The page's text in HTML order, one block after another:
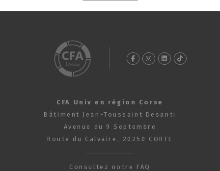
CFA Univ en région Corse
Bâtiment Jean-Toussaint Desanti
Avenue du 9 Septembre
Route du Calvaire, 20250 CORTE
Consultez notre FAQ